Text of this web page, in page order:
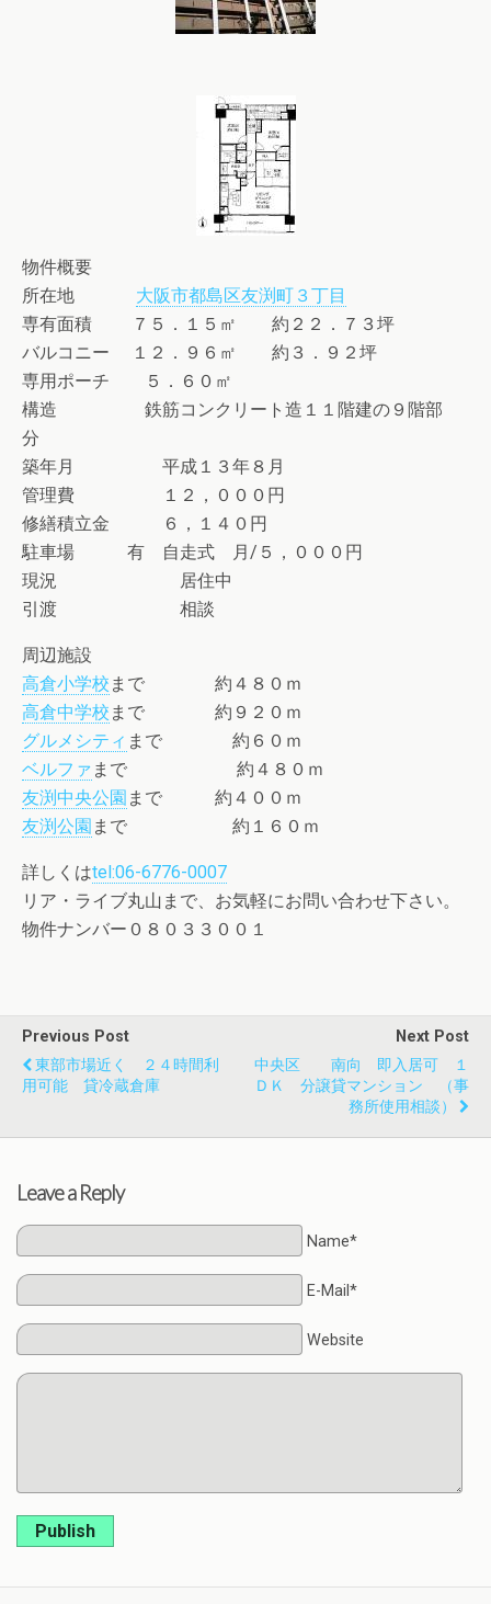
物件概要
所在地 大阪市都島区友渕町３丁目
専有面積 ７５．１５㎡ 約２２．７３坪
バルコニー １２．９６㎡ 約３．９２坪
専用ポーチ ５．６０㎡
構造 鉄筋コンクリート造１１階建の９階部
分
築年月 平成１３年８月
管理費 １２，０００円
修繕積立金 ６，１４０円
駐車場 有 自走式 月/５，０００円
現況 居住中
引渡 相談
周辺施設
高倉小学校 まで 約４８０ｍ
高倉中学校 まで 約９２０ｍ
グルメシティ まで 約６０ｍ
ベルファ まで 約４８０ｍ
友渕中央公園 まで 約４００ｍ
友渕公園 まで 約１６０ｍ
詳しくはtel:06-6776-0007
リア・ライブ丸山まで、お気軽にお問い合わせ下さい。
物件ナンバー０８０３３００１
Previous Post
東部市場近く ２４時間利
用可能 貸冷蔵倉庫
Next Post
中央区 南向 即入居可 １
ＤＫ 分譲貸マンション （事
務所使用相談）
Leave a Reply
Name*
E-Mail*
Website
Publish